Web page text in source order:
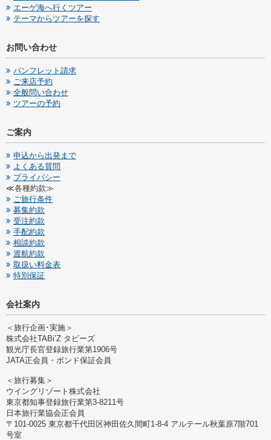
エーゲ海へ行くツアー
テーマからツアーを探す
お問い合わせ
パンフレット請求
ご来店予約
全般問い合わせ
ツアーの予約
ご案内
申込から出発まで
よくある質問
プライバシー
≪各種約款≫
ご旅行条件
募集約款
受注約款
手配約款
相談約款
渡航約款
取扱い料金表
特別保証
会社案内
＜旅行企画･実施＞
株式会社TABi’Z タビーズ
観光庁長官登録旅行業第1906号
JATA正会員・ボンド保証会員
＜旅行募集＞
ウイングリゾート株式会社
東京都知事登録旅行業第3-8211号
日本旅行業協会正会員
〒101-0025 東京都千代田区神田佐久間町1-8-4 アルテール秋葉原7階701
号室